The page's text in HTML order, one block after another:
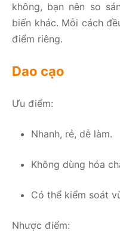
không, bạn nên so
biến khác. Mỗi cách
điểm riêng.
Dao cạo
Ưu điểm:
Nhanh, rẻ, dễ làm.
Không dùng hóa
Có thể kiểm soát
Nhược điểm: